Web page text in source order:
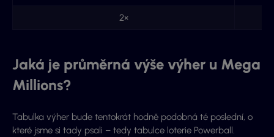
2×
Jaká je průměrná výše výher u Mega
Millions?
Tabulka výher bude tentokrát hodně podobná té poslední, o
které jsme si tady psali – tedy tabulce loterie Powerball.